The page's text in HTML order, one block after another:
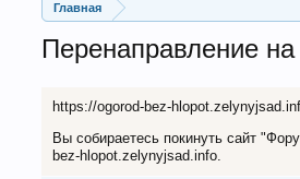
Главная
Перенаправление
https://ogorod-bez-
Вы собираетесь покинуть сайт
bez-hlopot.zelynyjsad.info.